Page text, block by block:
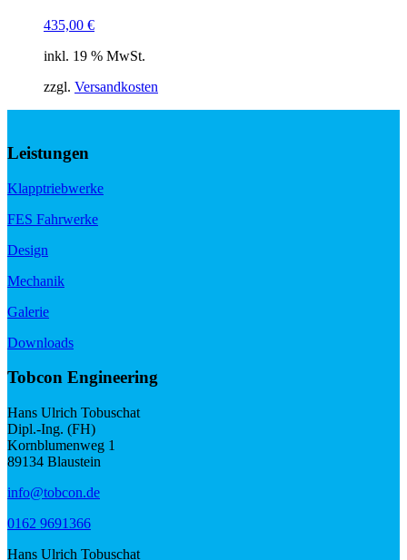
435,00 €
inkl. 19 % MwSt.
zzgl. Versandkosten
Leistungen
Klapptriebwerke
FES Fahrwerke
Design
Mechanik
Galerie
Downloads
Tobcon Engineering
Hans Ulrich Tobuschat
Dipl.-Ing. (FH)
Kornblumenweg 1
89134 Blaustein
info@tobcon.de
0162 9691366
Hans Ulrich Tobuschat